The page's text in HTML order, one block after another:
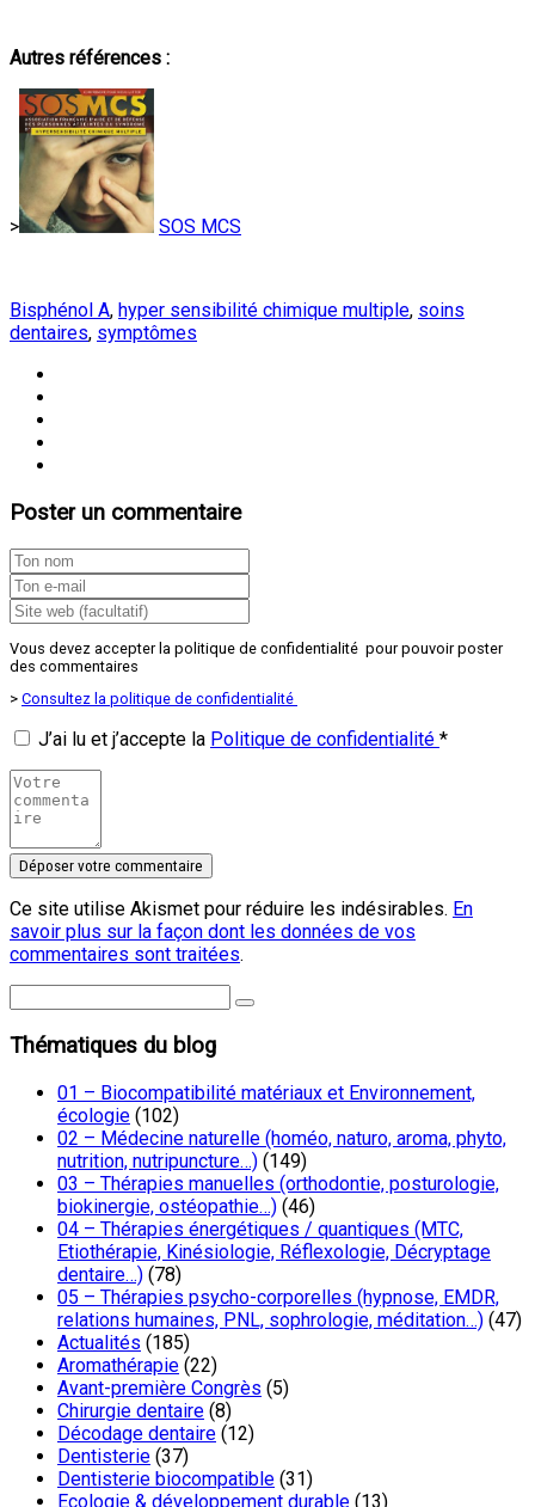
Autres références :
> SOS MCS
Bisphénol A, hyper sensibilité chimique multiple, soins
dentaires, symptômes
Poster un commentaire
Vous devez accepter la politique de confidentialité pour pouvoir poster
des commentaires
> Consultez la politique de confidentialité
J’ai lu et j’accepte la Politique de confidentialité *
Ce site utilise Akismet pour réduire les indésirables. En
savoir plus sur la façon dont les données de vos
commentaires sont traitées.
Thématiques du blog
01 – Biocompatibilité matériaux et Environnement,
écologie (102)
02 – Médecine naturelle (homéo, naturo, aroma, phyto,
nutrition, nutripuncture…) (149)
03 – Thérapies manuelles (orthodontie, posturologie,
biokinergie, ostéopathie…) (46)
04 – Thérapies énergétiques / quantiques (MTC,
Etiothérapie, Kinésiologie, Réflexologie, Décryptage
dentaire…) (78)
05 – Thérapies psycho-corporelles (hypnose, EMDR,
relations humaines, PNL, sophrologie, méditation…) (47)
Actualités (185)
Aromathérapie (22)
Avant-première Congrès (5)
Chirurgie dentaire (8)
Décodage dentaire (12)
Dentisterie (37)
Dentisterie biocompatible (31)
Ecologie & développement durable (13)